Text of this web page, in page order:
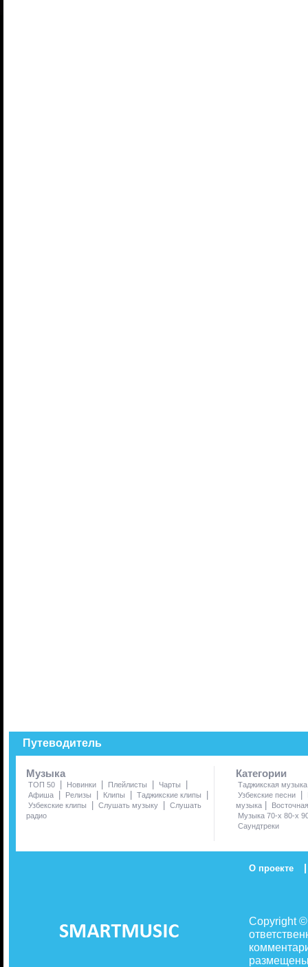
Путеводитель
Музыка
ТОП 50 | Новинки | Плейлисты | Чарты |
Афиша | Релизы | Клипы | Таджикские клипы |
Узбекские клипы | Слушать музыку | Слушать
радио
Категории
Таджикская музыка
Узбекские песни
|
музыка |
Музыка 70-х 80-х
Саундтреки
О проекте |
Copyright
размещены